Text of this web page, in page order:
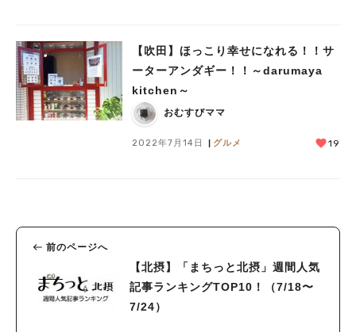
【吹田】ほっこり幸せになれる！！サ
ーターアンダギー！！～darumaya
kitchen～
おむすびママ
2022年7月14日 グルメ 19
前のページへ
【北摂】「まちっと北摂」週間人気
記事ランキングTOP10！（7/18〜
7/24）